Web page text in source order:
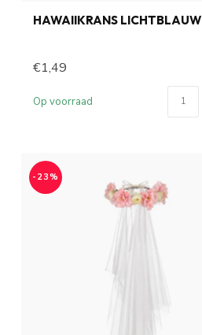
HAWAIIKRANS LICHTBLAUW
€1,49
Op voorraad
-23%